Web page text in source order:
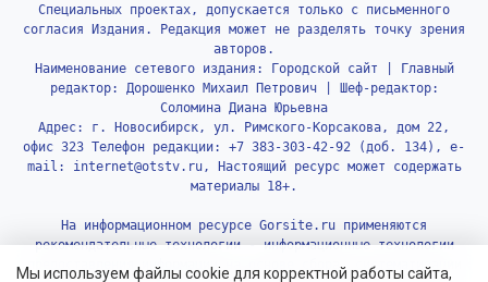
Мы используем файлы cookie для корректной работы сайта,
Специальных проектах, допускается только с письменного
согласия Издания. Редакция может не разделять точку зрения
авторов.
Наименование сетевого издания: Городской сайт | Главный
редактор: Дорошенко Михаил Петрович | Шеф-редактор:
Соломина Диана Юрьевна
Адрес: г. Новосибирск, ул. Римского-Корсакова, дом 22,
офис 323 Телефон редакции: +7 383-303-42-92 (доб. 134), e-
mail: internet@otstv.ru, Настоящий ресурс может содержать
материалы 18+.
На информационном ресурсе Gorsite.ru применяются
рекомендательные технологии - информационные технологии
предоставления информации на основе сбора, систематизации